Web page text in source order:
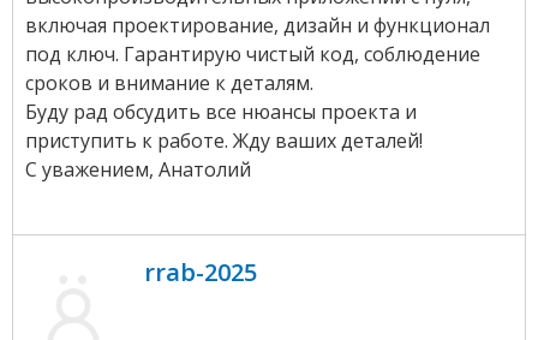
включая проектирование, дизайн и функционал
под ключ. Гарантирую чистый код, соблюдение
сроков и внимание к деталям.
Буду рад обсудить все нюансы проекта и
приступить к работе. Жду ваших деталей!
С уважением, Анатолий
rrab-2025